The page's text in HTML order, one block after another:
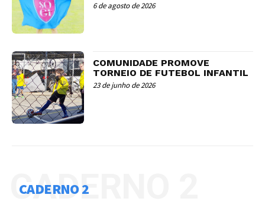
6 de agosto de 2026
COMUNIDADE PROMOVE
TORNEIO DE FUTEBOL INFANTIL
23 de junho de 2026
CADERNO 2
CADERNO 2